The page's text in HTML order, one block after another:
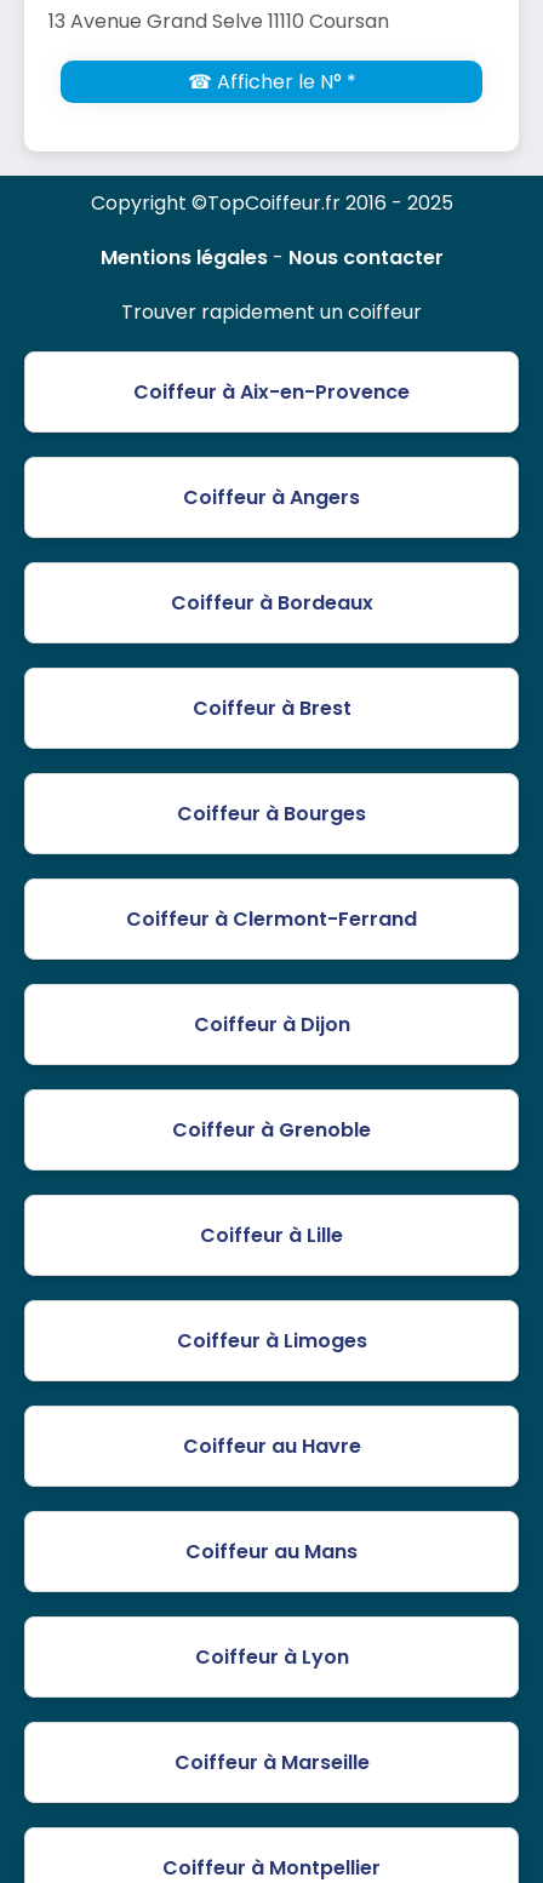
13 Avenue Grand Selve 11110 Coursan
☎ Afficher le N° *
Copyright ©TopCoiffeur.fr 2016 - 2025
Mentions légales- Nous contacter
Trouver rapidement un coiffeur
Coiffeur à Aix-en-Provence
Coiffeur à Angers
Coiffeur à Bordeaux
Coiffeur à Brest
Coiffeur à Bourges
Coiffeur à Clermont-Ferrand
Coiffeur à Dijon
Coiffeur à Grenoble
Coiffeur à Lille
Coiffeur à Limoges
Coiffeur au Havre
Coiffeur au Mans
Coiffeur à Lyon
Coiffeur à Marseille
Coiffeur à Montpellier